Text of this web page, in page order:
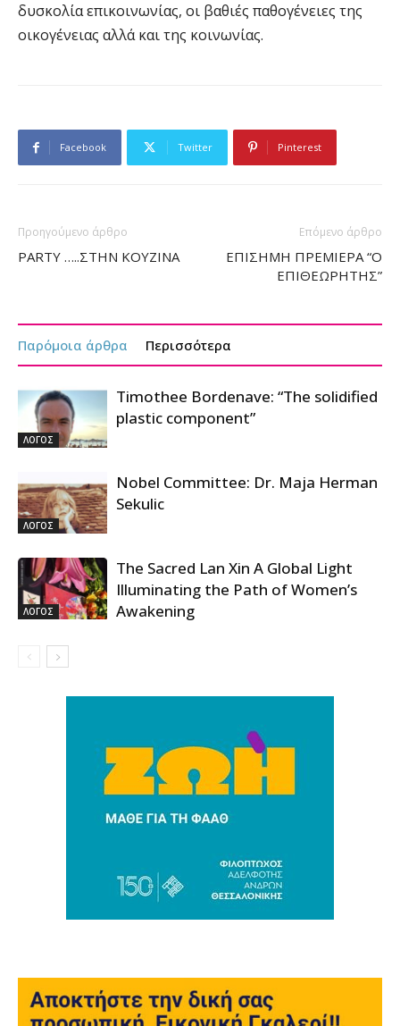
δυσκολία επικοινωνίας, οι βαθιές παθογένειες της
οικογένειας αλλά και της κοινωνίας.
Facebook Twitter Pinterest
Προηγούμενο άρθρο
PARTY …..ΣΤΗΝ ΚΟΥΖΙΝΑ
Επόμενο άρθρο
ΕΠΙΣΗΜΗ ΠΡΕΜΙΕΡΑ “Ο
ΕΠΙΘΕΩΡΗΤΗΣ”
Παρόμοια άρθρα Περισσότερα
ΛΟΓΟΣ
Timothee Bordenave: “The solidified
plastic component”
ΛΟΓΟΣ
Nobel Committee: Dr. Maja Herman
Sekulic
ΛΟΓΟΣ
The Sacred Lan Xin A Global Light
Illuminating the Path of Women’s
Awakening